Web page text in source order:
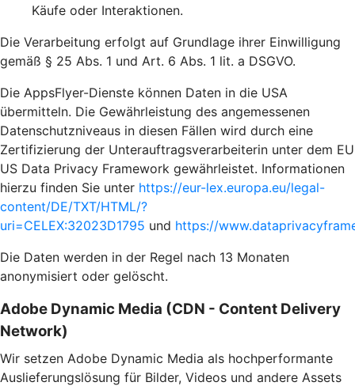
Käufe oder Interaktionen.
Die Verarbeitung erfolgt auf Grundlage ihrer Einwilligung
gemäß § 25 Abs. 1 und Art. 6 Abs. 1 lit. a DSGVO.
Die AppsFlyer-Dienste können Daten in die USA
übermitteln. Die Gewährleistung des angemessenen
Datenschutzniveaus in diesen Fällen wird durch eine
Zertifizierung der Unterauftragsverarbeiterin unter dem EU
US Data Privacy Framework gewährleistet. Informationen
hierzu finden Sie unter https://eur-lex.europa.eu/legal-
content/DE/TXT/HTML/?
uri=CELEX:32023D1795 und https://
Die Daten werden in der Regel nach 13 Monaten
anonymisiert oder gelöscht.
Adobe Dynamic Media (CDN - Content Delivery
Network)
Wir setzen Adobe Dynamic Media als hochperformante
Auslieferungslösung für Bilder, Videos und andere Assets